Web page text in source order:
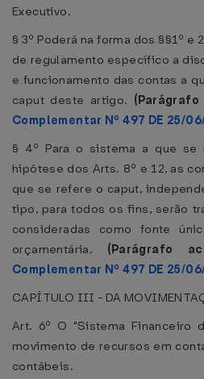
Executivo.
§ 3º Poderá na forma dos §§1º
de regulamento específico a
e funcionamento das contas a
caput deste artigo.
Complementar Nº 497 DE 25/
§ 4º Para o sistema a que
hipótese dos Arts. 8º e 12, as
que se refere o caput,
tipo, para todos os fins, serão
consideradas como fonte
orçamentária. (Parágrafo
Complementar Nº 497 DE 25/
CAPÍTULO III - DA
Art. 6º O "Sistema Financeiro
movimento de recursos em
contábeis.